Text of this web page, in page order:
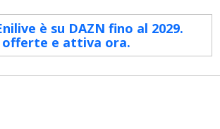
è su DAZN fino al 2029.
offerte e attiva ora.